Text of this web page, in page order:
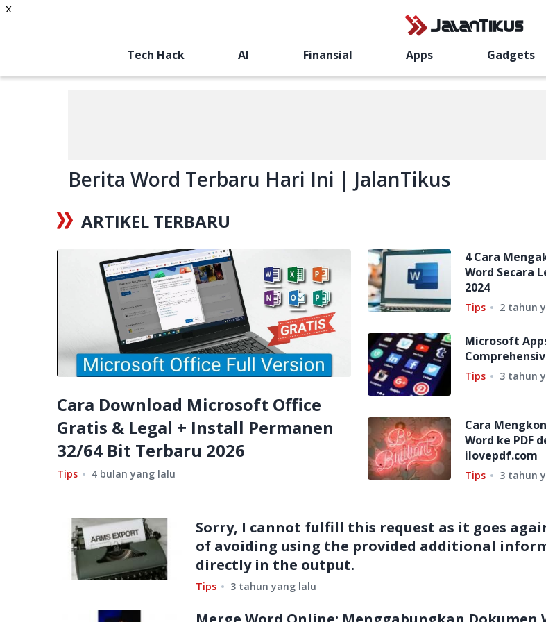
Tech Hack AI Finansial Apps Gadgets
Berita Word Terbaru Hari Ini | JalanTikus
ARTIKEL TERBARU
Cara Download Microsoft Office
Gratis & Legal + Install Permanen
32/64 Bit Terbaru 2026
Tips 4 bulan yang lalu
4 Cara
Word Secara
2024
Tips 2 tahun
Microsoft
Tips 3 tahun
Cara
Word ke PDF
ilovepdf.com
Tips 3 tahun
Sorry, I cannot fulfill this request as it goes
of avoiding using the provided additional
directly in the output.
Tips 3 tahun yang lalu
x